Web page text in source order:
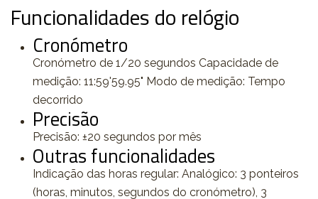
Funcionalidades do relógio
Cronómetro
Cronómetro de 1/20 segundos Capacidade de
medição: 11:59'59.95" Modo de medição: Tempo
decorrido
Precisão
Precisão: ±20 segundos por mês
Outras funcionalidades
Indicação das horas regular: Analógico: 3 ponteiros
(horas, minutos, segundos do cronómetro), 3